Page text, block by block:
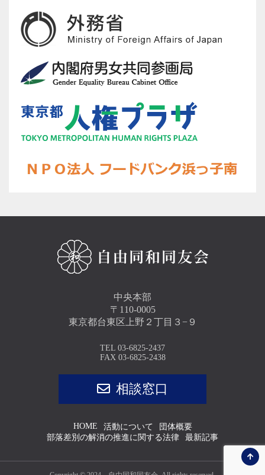
中央本部
〒110-0005
東京都台東区上野２丁目３−９
TEL 03-6825-2437
FAX 03-6825-2438
相談窓口
HOME 活動について
団体概要
部落差別の解消の推進に関する法律
最新記事